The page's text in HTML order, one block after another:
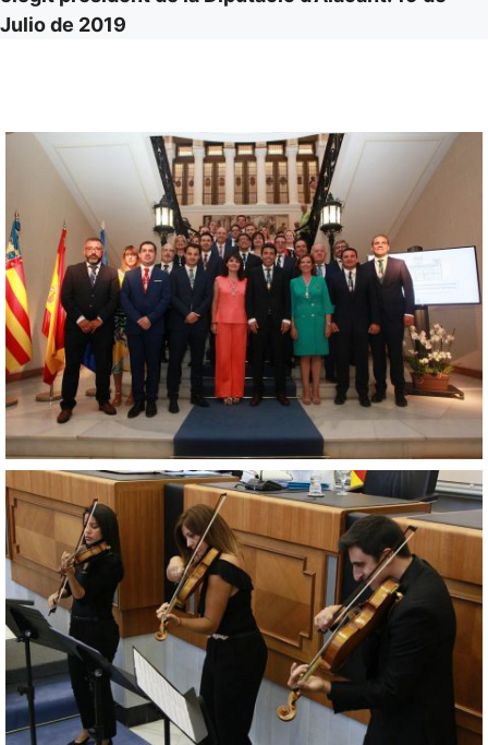
Julio de 2019